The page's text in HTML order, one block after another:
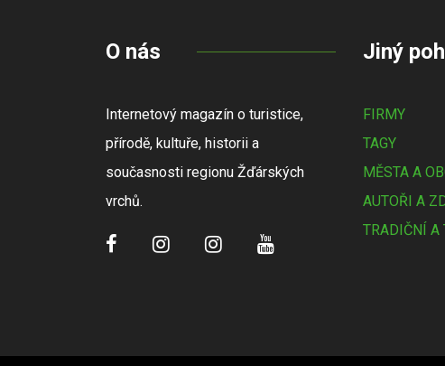
O nás
Internetový magazín o turistice,
přírodě, kultuře, historii a
současnosti regionu Žďárských
vrchů.
Jiný
FIRMY
TAGY
MĚSTA A
AUTOŘI A
TRADIČNÍ A